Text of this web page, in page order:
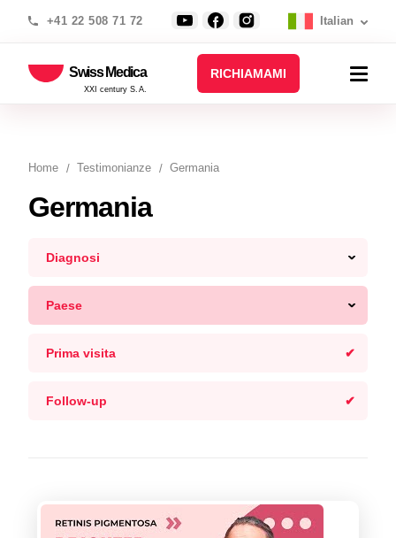
+41 22 508 71 72 Italian
Swiss Medica
XXI century S.A.
RICHIAMAMI
Home Testimonianze Germania
Germania
Diagnosi
Paese
Prima visita
Follow-up